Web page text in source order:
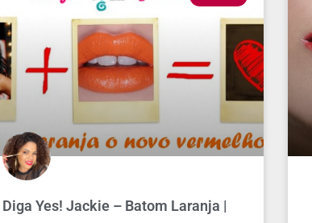
Diga Yes! Jackie – Batom Laranja |